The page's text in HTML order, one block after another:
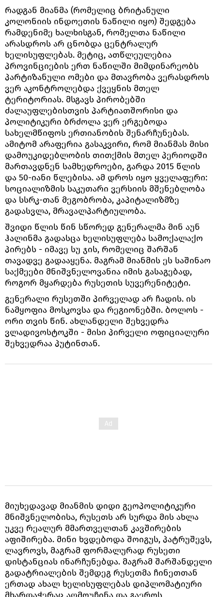
რადგან მიანმა (რომელიც ბრიტანული
კოლონიის ინდოეთის ნაწილი იყო) შედგება
რამდენიმე ხალხისგან, რომელთა ნაწილი
არასდროს არ ცნობდა ცენტრალურ
ხელისუფლებას. მეტიც, ათწლეულებია
პროვინციების ერთ ნაწილში მიმდინარეობს
პარტიზანული ომები და მთავრობა ვერასდროს
ვერ აკონტროლებდა ქვეყნის მთელ
ტერიტორიას. მსგავს პირობებში
ძალაუფლებისთვის პარტიათშორისი და
პოლიტიკური ბრძოლა ვერ ერგებოდა
სახელმწიფოს ერთიანობის შენარჩუნებას.
ამიტომ არაფერია გასაკვირი, რომ მიანმას მისი
დამოუკიდებლობის თითქმის მთელ პერიოდში
მართავდნენ სამხედროები, გარდა 2015 წლის
და 50-იანი წლებისა. ამ დროს იყო ყველაფერი:
სოციალიზმის საკუთარი ვერსიის მშენებლობა
და სსრკ-თან მეგობრობა, კაპიტალიზმზე
გადასვლა, მრავალპარტიულობა.
შვიდი წლის წინ სწორედ გენერალმა მინ აუნ
ჰალინმა გადასცა ხელისუფლება სამოქალაქო
პირებს - იმავე სუ ჯის, რომელიც შარშან
თავადვე გადააყენა. მაგრამ მიანმის ეს საშინაო
საქმეები მნიშვნელოვანია იმის გასაგებად,
როგორ მყარდება რუსეთის სუვერენიტეტი.
გენერალი რუსეთში პირველად არ ჩადის. ის
ნამყოფია მოსკოვსა და რეგიონებში. ბოლოს -
ორი თვის წინ. ახლანდელი შეხვედრა
ვლადივოსტოკში - მისი პირველი ოფიციალური
შეხვედრაა პუტინთან.
მიუხედავად მიანმის დიდი გეოპოლიტიკური
მნიშვნელობისა, რუსეთს არ სურდა მის ახლა
უკვე რეალურ მმართველთან კავშირების
აფიშირება. მინი ხვდებოდა შოიგუს, პატრუშევს,
ლავროვს, მაგრამ ფორმალურად რუსეთი
დისტანციას ინარჩუნებდა. მაგრამ შარშანდელი
გადატრიალების შემდეგ რუსეთმა ჩინეთთან
ერთად ახალ ხელისუფლებას დიპლომატიური